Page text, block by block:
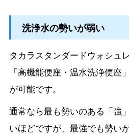
洗浄水の勢いが弱い
タカラスタンダードウォシュ
「高機能便座・温水洗浄便座
が可能です。
通常なら最も勢いのある「強
いほどですが、最強でも勢い